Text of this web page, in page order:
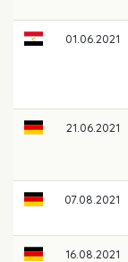
01.06.2021
21.06.2021
07.08.2021
16.08.2021